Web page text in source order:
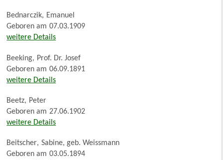
Bednarczik, Emanuel
Geboren am 07.03.1909
weitere Details
Beeking, Prof. Dr. Josef
Geboren am 06.09.1891
weitere Details
Beetz, Peter
Geboren am 27.06.1902
weitere Details
Beitscher, Sabine, geb. Weissmann
Geboren am 03.05.1894